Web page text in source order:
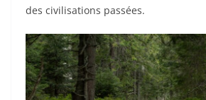
des civilisations passées.